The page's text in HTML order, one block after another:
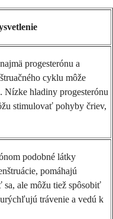
progesterónu a
cyklu môže
hladiny progesterónu
stimulovať pohyby čriev,
podobné látky
pomáhajú
ale môžu tiež spôsobiť
trávenie a vedú k